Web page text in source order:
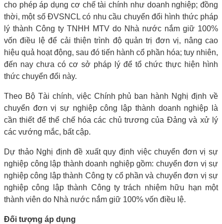
cho phép áp dụng cơ chế tài chính như doanh nghiệp; đồng
thời, một số ĐVSNCL có nhu cầu chuyển đổi hình thức pháp
lý thành Công ty TNHH MTV do Nhà nước nắm giữ 100%
vốn điều lệ để cải thiện trình độ quản trị đơn vị, nâng cao
hiệu quả hoạt động, sau đó tiến hành cổ phần hóa; tuy nhiên,
đến nay chưa có cơ sở pháp lý để tổ chức thực hiện hình
thức chuyển đổi này.
Theo Bộ Tài chính, việc Chính phủ ban hành Nghị định về
chuyển đơn vị sự nghiệp công lập thành doanh nghiệp là
cần thiết để thể chế hóa các chủ trương của Đảng và xử lý
các vướng mắc, bất cập.
Dự thảo Nghị định đề xuất quy định việc chuyển đơn vị sự
nghiệp công lập thành doanh nghiệp gồm: chuyển đơn vị sự
nghiệp công lập thành Công ty cổ phần và chuyển đơn vị sự
nghiệp công lập thành Công ty trách nhiệm hữu hạn một
thành viên do Nhà nước nắm giữ 100% vốn điều lệ.
Đối tượng áp dụng